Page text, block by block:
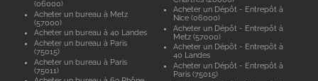
(06000)
Acheter un bureau à Metz
(57000)
Acheter un bureau à 40 Landes
Acheter un bureau à Paris
(75015)
Acheter un bureau à Paris
(75011)
Acheter un Dépôt - Entrepôt à
Nice (06000)
Acheter un Dépôt - Entrepôt à
Metz (57000)
Acheter un Dépôt - Entrepôt à
40 Landes
Acheter un Dépôt - Entrepôt à
Paris (75015)